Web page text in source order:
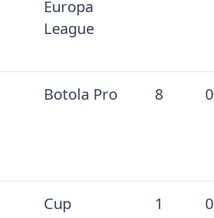
Europa
League
Botola Pro 8 0
Cup 1 0